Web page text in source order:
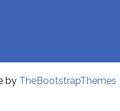
by TheBootstrapThemes